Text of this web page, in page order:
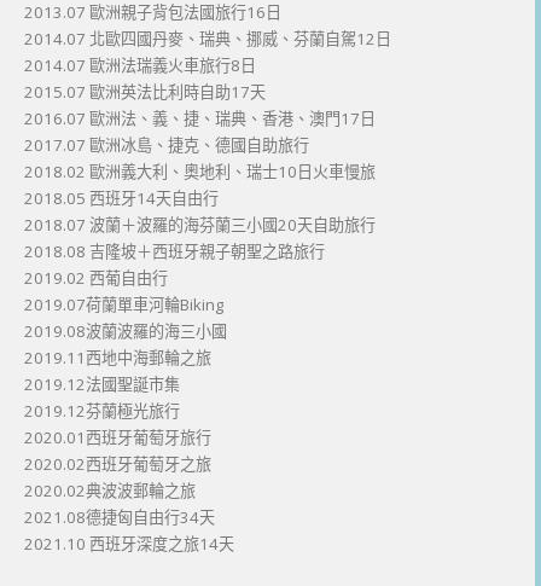
2013.07 歐洲親子背包法國旅行16日
2014.07 北歐四國丹麥、瑞典、挪威、芬蘭自駕12日
2014.07 歐洲法瑞義火車旅行8日
2015.07 歐洲英法比利時自助17天
2016.07 歐洲法、義、捷、瑞典、香港、澳門17日
2017.07 歐洲冰島、捷克、德國自助旅行
2018.02 歐洲義大利、奧地利、瑞士10日火車慢旅
2018.05 西班牙14天自由行
2018.07 波蘭＋波羅的海芬蘭三小國20天自助旅行
2018.08 吉隆坡＋西班牙親子朝聖之路旅行
2019.02 西葡自由行
2019.07荷蘭單車河輪Biking
2019.08波蘭波羅的海三小國
2019.11西地中海郵輪之旅
2019.12法國聖誕市集
2019.12芬蘭極光旅行
2020.01西班牙葡萄牙旅行
2020.02西班牙葡萄牙之旅
2020.02典波波郵輪之旅
2021.08德捷匈自由行34天
2021.10 西班牙深度之旅14天